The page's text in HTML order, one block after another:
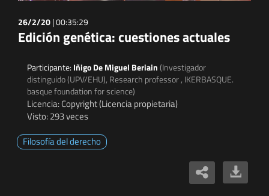
26/2/20|00:35:29
Edición genética: cuestiones actuales
Participante: Iñigo De Miguel Beriain(Investigador
distinguido (UPV/EHU), Research professor , IKERBASQUE.
basque foundation for science)
Licencia: Copyright (Licencia propietaria)
Visto: 293 veces
Filosofía del derecho